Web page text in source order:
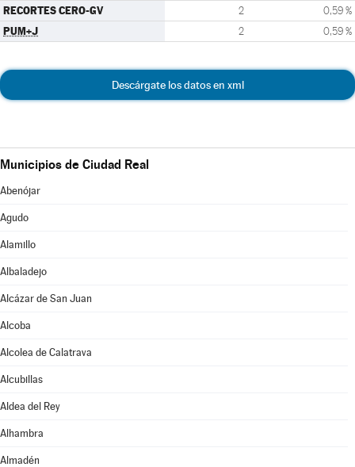
RECORTES CERO-GV 2 0,59 %
PUM+J 2 0,59 %
Descárgate los datos en xml
Municipios de Ciudad Real
Abenójar
Agudo
Alamillo
Albaladejo
Alcázar de San Juan
Alcoba
Alcolea de Calatrava
Alcubillas
Aldea del Rey
Alhambra
Almadén